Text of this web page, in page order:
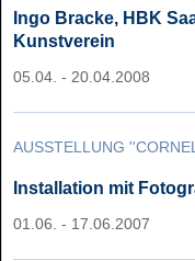
Ingo Bracke, HBK
Kunstverein
05.04. - 20.04.2008
AUSSTELLUNG
Installation mit
01.06. - 17.06.2007